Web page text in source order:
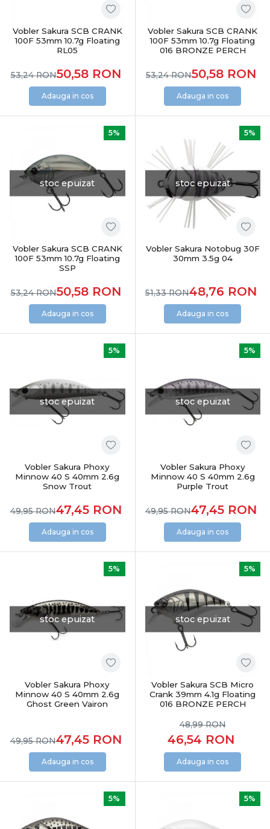
Vobler Sakura SCB CRANK
100F 53mm 10.7g Floating
RL05
50,58 RON
53,24RON
Adauga in cos
Vobler Sakura SCB CRANK
100F 53mm 10.7g Floating
016 BRONZE PERCH
50,58 RON
53,24RON
Adauga in cos
stoc epuizat
5%
Vobler Sakura SCB CRANK
100F 53mm 10.7g Floating
SSP
50,58 RON
53,24RON
Adauga in cos
stoc epuizat
5%
Vobler Sakura Notobug 30F
30mm 3.5g 04
48,76 RON
51,33RON
Adauga in cos
stoc epuizat
5%
Vobler Sakura Phoxy
Minnow 40 S 40mm 2.6g
Snow Trout
47,45 RON
49,95RON
Adauga in cos
stoc epuizat
5%
Vobler Sakura Phoxy
Minnow 40 S 40mm 2.6g
Purple Trout
47,45 RON
49,95RON
Adauga in cos
stoc epuizat
5%
Vobler Sakura Phoxy
Minnow 40 S 40mm 2.6g
Ghost Green Vairon
47,45 RON
49,95RON
Adauga in cos
stoc epuizat
5%
Vobler Sakura SCB Micro
Crank 39mm 4.1g Floating
016 BRONZE PERCH
46,54 RON
48,99RON
Adauga in cos
5% 5%